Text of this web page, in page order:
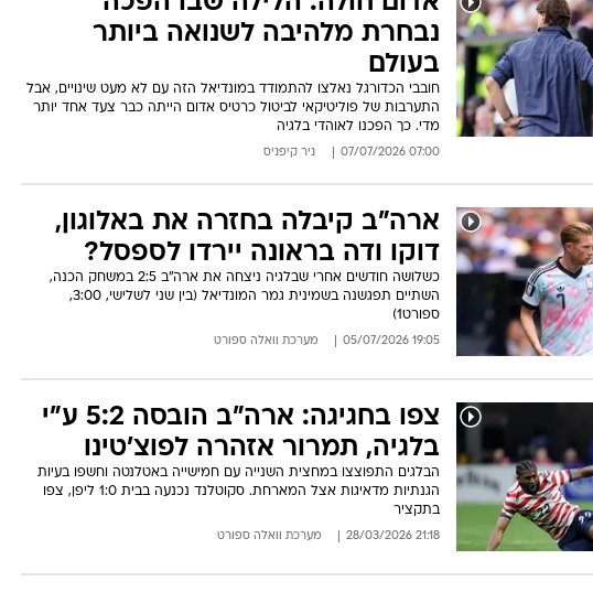
נבחרת מלהיבה לשנואה ביותר
בעולם
חובבי הכדורגל נאלצו להתמודד במונדיאל הזה עם לא מעט שינויים, אבל
התערבות של פוליטיקאי לביטול כרטיס אדום הייתה כבר צעד אחד יותר
מדי. כך הפכנו לאוהדי בלגיה
07:00 07/07/2026 ניר קיפניס
ארה"ב קיבלה בחזרה את באלוגון,
דוקו ודה בראונה יירדו לספסל?
כשלושה חודשים אחרי שבלגיה ניצחה את ארה"ב 2:5 במשחק הכנה,
השתיים תפגשנה בשמינית גמר המונדיאל (בין שני לשלישי, 3:00,
ספורט1)
19:05 05/07/2026 מערכת וואלה ספורט
צפו בחגיגה: ארה"ב הובסה 5:2 ע"י
בלגיה, תמרור אזהרה לפוצ'טינו
הבלגים התפוצצו במחצית השנייה עם חמישייה באטלנטה וחשפו בעיות
הגנתיות מדאיגות אצל המארחת. סקוטלנד נכנעה בבית 1:0 ליפן, צפו
בתקציר
21:18 28/03/2026 מערכת וואלה ספורט